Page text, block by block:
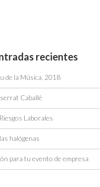
recientes
de la Música, 2018
Caballé
Laborales
halógenas
para tu evento de empresa